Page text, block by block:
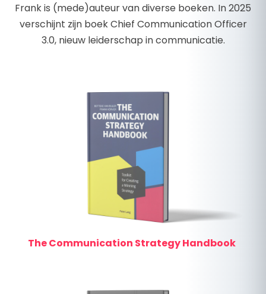
Frank is (mede)auteur van diverse boeken. In 2025
verschijnt zijn boek Chief Communication Officer
3.0, nieuw leiderschap in communicatie.
The Communication Strategy Handbook